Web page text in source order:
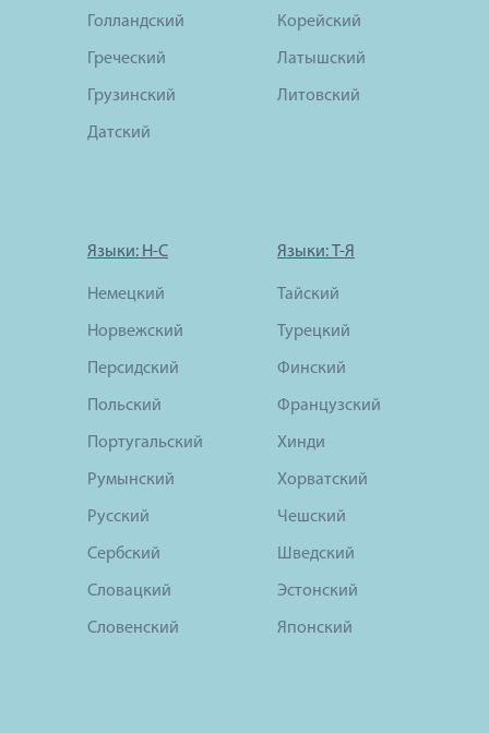
Голландский
Греческий
Грузинский
Датский
Корейский
Латышский
Литовский
Языки: Н-С
Немецкий
Норвежский
Персидский
Польский
Португальский
Румынский
Русский
Сербский
Словацкий
Словенский
Языки: Т-Я
Тайский
Турецкий
Финский
Французский
Хинди
Хорватский
Чешский
Шведский
Эстонский
Японский